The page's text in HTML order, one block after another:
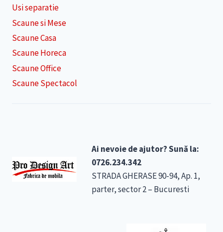
Usi separatie
Scaune si Mese
Scaune Casa
Scaune Horeca
Scaune Office
Scaune Spectacol
Ai nevoie de ajutor? Sună la:
0726.234.342
STRADA GHERASE 90-94, Ap. 1,
parter, sector 2 – Bucuresti